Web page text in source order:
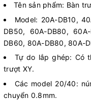
Tên sản phẩm: Bàn
Model: 20A-DB10,
DB50, 60A-DB80,
DB60, 80A-DB80, 80A-
Tự do lắp ghép: Có
trượt XY.
Các model 20/40:
chuyển 0.8mm.